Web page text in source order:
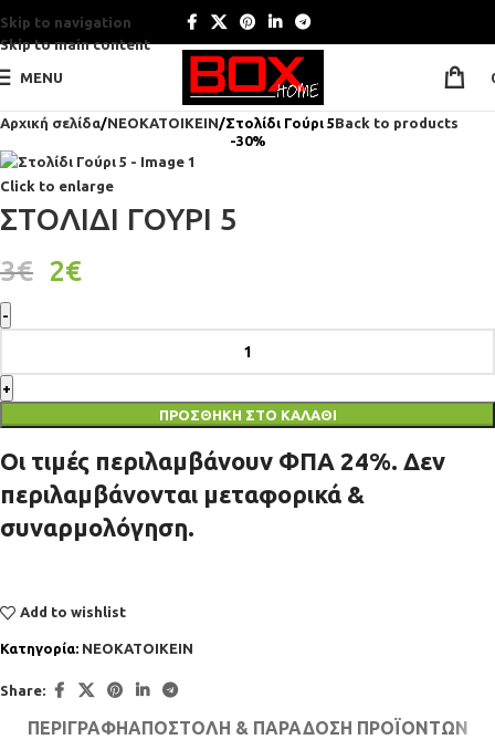
Skip to navigation
Skip to main content
MENU
Αρχική σελίδα ΝΕΟΚΑΤΟΙΚΕΙΝ Στολίδι Γούρι 5Back to products
-30%
Click to enlarge
ΣΤΟΛΊΔΙ ΓΟΎΡΙ 5
3€ 2€
ΠΡΟΣΘΉΚΗ ΣΤΟ ΚΑΛΆΘΙ
Οι τιμές περιλαμβάνουν ΦΠΑ 24%. Δεν
περιλαμβάνονται μεταφορικά &
συναρμολόγηση.
Add to wishlist
Κατηγορία: ΝΕΟΚΑΤΟΙΚΕΙΝ
Share:
ΠΕΡΙΓΡΑΦΉΑΠΟΣΤΟΛΉ & ΠΑΡΆΔΟΣΗ ΠΡΟΪΌΝΤΩΝ